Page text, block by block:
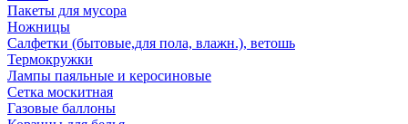
Пакеты для мусора
Ножницы
Салфетки (бытовые,для пола, влажн.), ветошь
Термокружки
Лампы паяльные и керосиновые
Сетка москитная
Газовые баллоны